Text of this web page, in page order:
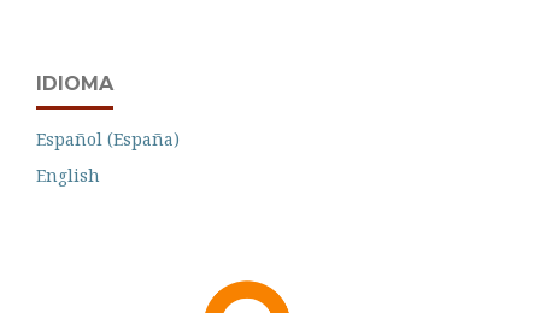
IDIOMA
Español (España)
English